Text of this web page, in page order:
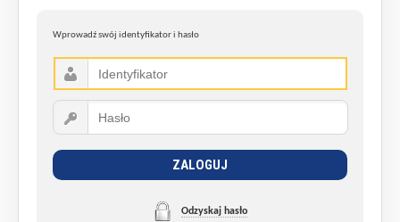
Wprowadź swój identyfikator i hasło
ZALOGUJ
Odzyskaj hasło